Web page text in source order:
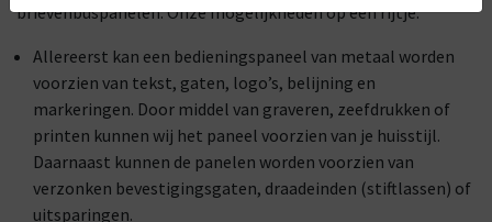
brievenbuspanelen. Onze mogelijkheden op een rijtje:
Allereerst kan een bedieningspaneel van metaal worden
voorzien van tekst, gaten, logo’s, belijning en
markeringen. Door middel van graveren, zeefdrukken of
printen kunnen wij het paneel voorzien van je huisstijl.
Daarnaast kunnen de panelen worden voorzien van
verzonken bevestigingsgaten, draadeinden (stiftlassen) of
uitsparingen.